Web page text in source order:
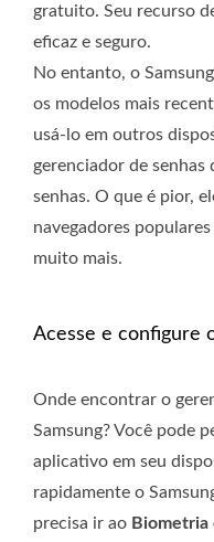
gratuito. Seu recurso
eficaz e seguro.
No entanto, o
os modelos mais
usá-lo em outros
gerenciador de senhas
senhas. O que é pior,
navegadores
muito mais.
Acesse e configure
Onde encontrar o
Samsung? Você pode
aplicativo em seu
rapidamente o
precisa ir ao Biometria